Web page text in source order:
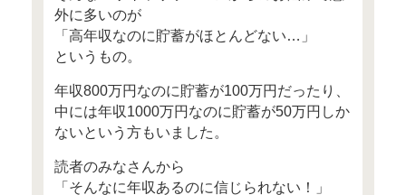
○ メディア掲載（抜粋）
○ Mocha（モカ）オススメ記事
○ その他のサービス
○ 書籍案内